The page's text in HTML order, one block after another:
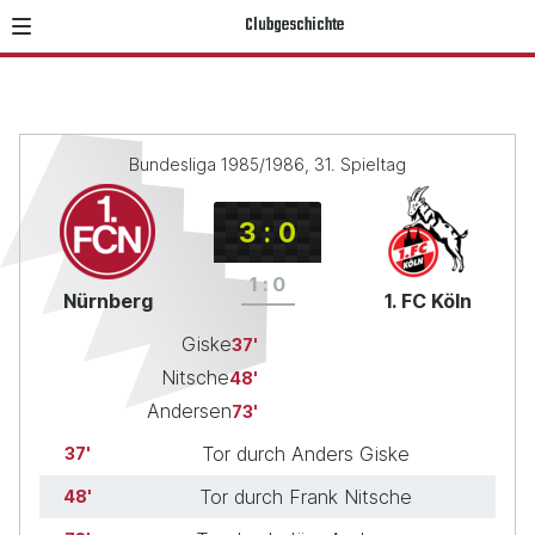
Clubgeschichte
Bundesliga 1985/1986, 31. Spieltag
Nürnberg
3 : 0
1 : 0
1. FC Köln
Giske37
Nitsche48
Andersen73
37 Tor durch Anders Giske
48 Tor durch Frank Nitsche